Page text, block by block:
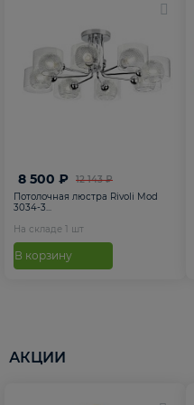
12 143 ₽
8 500 ₽
Потолочная люстра Rivoli Mod
3034-3...
На складе 1 шт
В корзину
АКЦИИ